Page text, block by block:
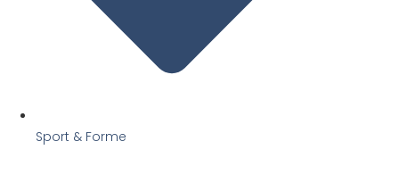
Sport & Forme